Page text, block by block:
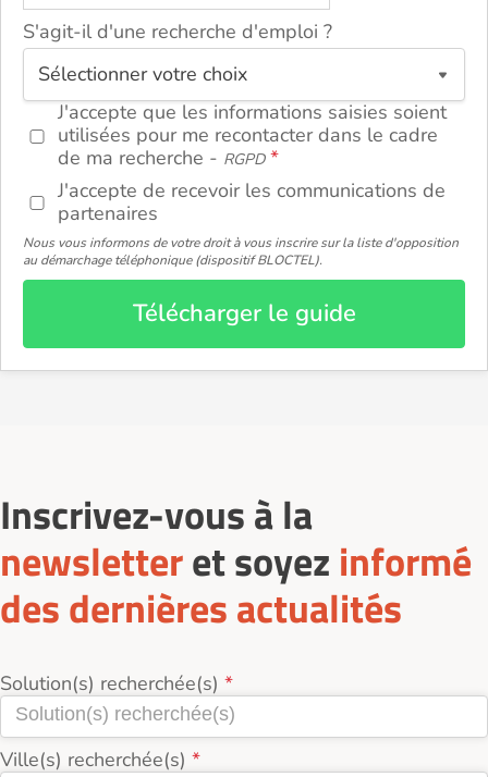
S'agit-il d'une recherche d'emploi ?
J'accepte que les informations saisies soient
utilisées pour me recontacter dans le cadre
de ma recherche - RGPD
J'accepte de recevoir les communications de
partenaires
Nous vous informons de votre droit à vous inscrire sur la liste d'opposition
au démarchage téléphonique (dispositif BLOCTEL).
Télécharger le guide
ou
Inscrivez-vous à la
newsletteret soyez informé
des dernières actualités
Solution(s) recherchée(s)
Ville(s) recherchée(s)